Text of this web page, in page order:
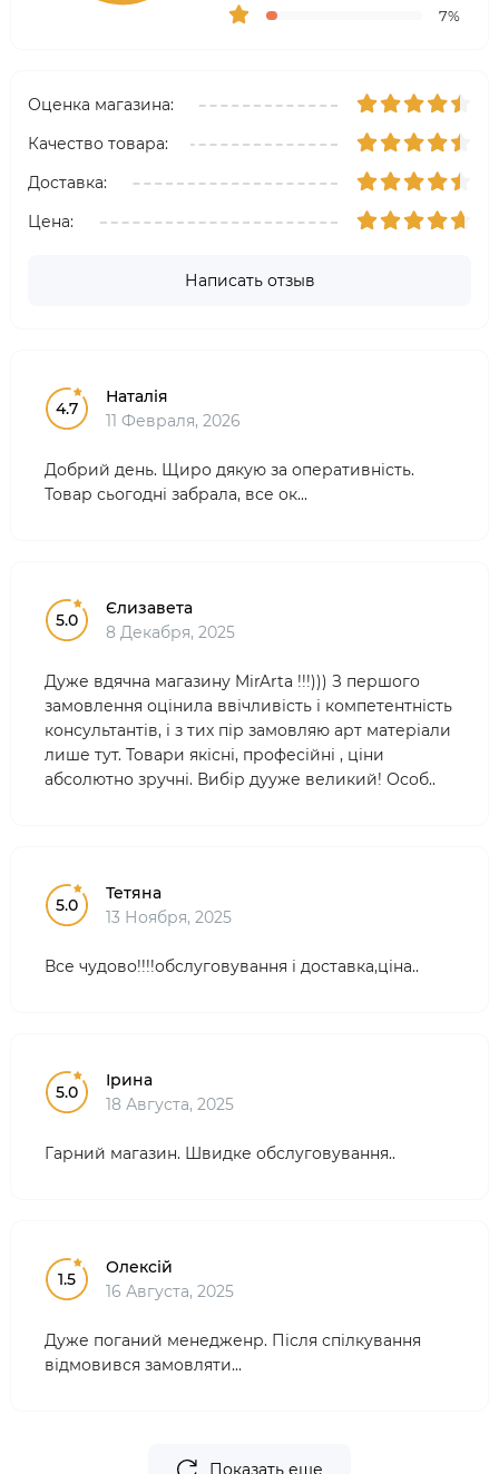
7%
Оценка магазина:
Качество товара:
Доставка:
Цена:
Написать отзыв
4.7
Наталія
11 Февраля, 2026
Добрий день. Щиро дякую за оперативність.
Товар сьогодні забрала, все ок...
5.0
Єлизавета
8 Декабря, 2025
Дуже вдячна магазину MirArta !!!))) З першого
замовлення оцінила ввічливість і компетентність
консультантів, і з тих пір замовляю арт матеріали
лише тут. Товари якісні, професійні , ціни
абсолютно зручні. Вибір дууже великий! Особ..
5.0
Тетяна
13 Ноября, 2025
Все чудово!!!!обслуговування і доставка,ціна..
5.0
Ірина
18 Августа, 2025
Гарний магазин. Швидке обслуговування..
1.5
Олексій
16 Августа, 2025
Дуже поганий менедженр. Після спілкування
відмовився замовляти...
Показать еще